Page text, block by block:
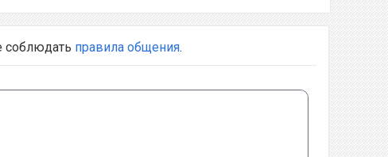
соблюдать правила общения.